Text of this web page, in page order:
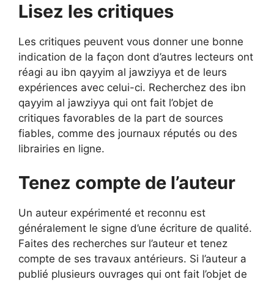
Lisez les critiques
Les critiques peuvent vous donner une bonne
indication de la façon dont d’autres lecteurs ont
réagi au ibn qayyim al jawziyya et de leurs
expériences avec celui-ci. Recherchez des ibn
qayyim al jawziyya qui ont fait l’objet de
critiques favorables de la part de sources
fiables, comme des journaux réputés ou des
librairies en ligne.
Tenez compte de l’auteur
Un auteur expérimenté et reconnu est
généralement le signe d’une écriture de qualité.
Faites des recherches sur l’auteur et tenez
compte de ses travaux antérieurs. Si l’auteur a
publié plusieurs ouvrages qui ont fait l’objet de